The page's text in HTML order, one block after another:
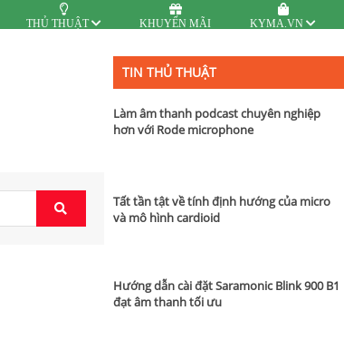
THỦ THUẬT KHUYẾN MÃI KYMA.VN
TIN THỦ THUẬT
Làm âm thanh podcast chuyên nghiệp
hơn với Rode microphone
Tất tần tật về tính định hướng của micro
và mô hình cardioid
Hướng dẫn cài đặt Saramonic Blink 900 B1
đạt âm thanh tối ưu